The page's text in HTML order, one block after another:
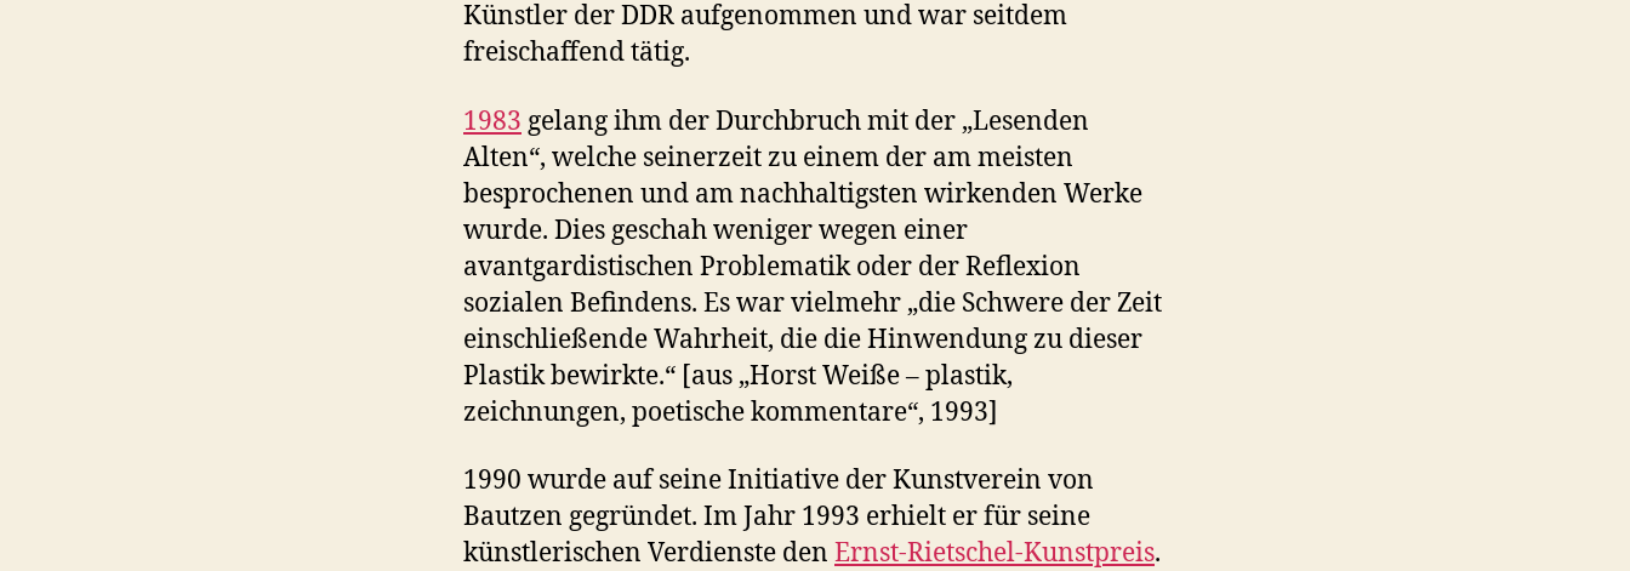
Künstler der DDR aufgenommen und war seitdem
freischaffend tätig.
1983 gelang ihm der Durchbruch mit der „Lesenden
Alten“, welche seinerzeit zu einem der am meisten
besprochenen und am nachhaltigsten wirkenden Werke
wurde. Dies geschah weniger wegen einer
avantgardistischen Problematik oder der Reflexion
sozialen Befindens. Es war vielmehr „die Schwere der Zeit
einschließende Wahrheit, die die Hinwendung zu dieser
Plastik bewirkte.“ [aus „Horst Weiße – plastik,
zeichnungen, poetische kommentare“, 1993]
1990 wurde auf seine Initiative der Kunstverein von
Bautzen gegründet. Im Jahr 1993 erhielt er für seine
künstlerischen Verdienste den Ernst-Rietschel-Kunstpreis.